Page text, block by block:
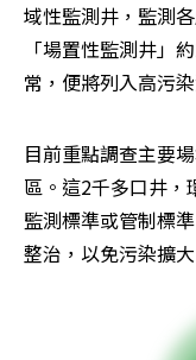
域性監測井，監測
「場置性監測井」
常，便將列入高污
目前重點調查主要
區。這2千多口井，
監測標準或管制標
整治，以免污染擴大